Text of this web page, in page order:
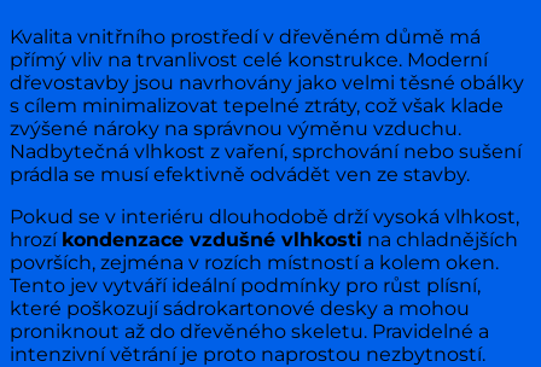
Kvalita vnitřního prostředí v dřevěném důmě má
přímý vliv na trvanlivost celé konstrukce. Moderní
dřevostavby jsou navrhovány jako velmi těsné obálky
s cílem minimalizovat tepelné ztráty, což však klade
zvýšené nároky na správnou výměnu vzduchu.
Nadbytečná vlhkost z vaření, sprchování nebo sušení
prádla se musí efektivně odvádět ven ze stavby.
Pokud se v interiéru dlouhodobě drží vysoká vlhkost,
hrozí kondenzace vzdušné vlhkosti na chladnějších
površích, zejména v rozích místností a kolem oken.
Tento jev vytváří ideální podmínky pro růst plísní,
které poškozují sádrokartonové desky a mohou
proniknout až do dřevěného skeletu. Pravidelné a
intenzivní větrání je proto naprostou nezbytností.